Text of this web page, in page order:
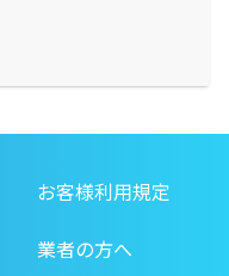
お客様利用規定
業者の方へ